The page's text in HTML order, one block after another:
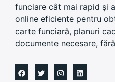
funciare cât mai rapid și
online eficiente pentru
carte funciară, planuri
documente necesare,